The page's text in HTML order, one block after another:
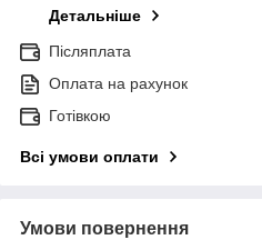
Детальніше
Післяплата
Оплата на рахунок
Готівкою
Всі умови оплати
Умови повернення